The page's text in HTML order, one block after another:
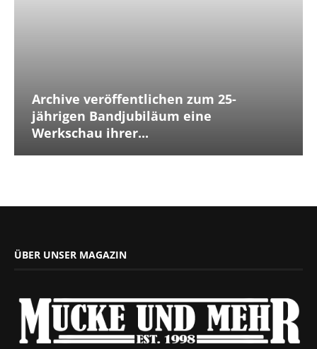
Archive veröffentlichen zum 25-
jährigen Bandjubiläum eine
Werkschau ihrer...
ÜBER UNSER MAGAZIN